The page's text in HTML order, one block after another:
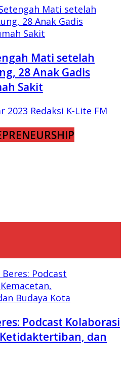
Mati setelah
28 Anak Gadis
Sakit
2023 Redaksi K-Lite FM
Podcast Kolaborasi
dan